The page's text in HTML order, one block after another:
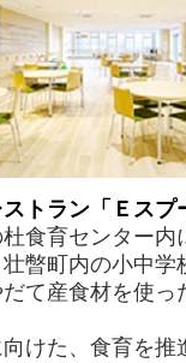
トラン「Ｅスプ
食育センター
暼町内の小中
て産食材を使
けた、食育を